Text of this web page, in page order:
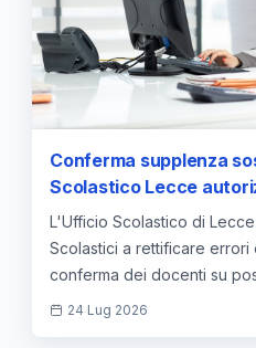
Conferma supplenza
Scolastico Lecce
Dirigenti Scolastici
L'Ufficio Scolastico di
Scolastici a rettificare errori
conferma dei docenti su
2026/2027.
24 Lug 2026